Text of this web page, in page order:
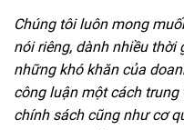
Chúng tôi luôn mong
nói riêng, dành nhiều
những khó khăn của
công luận một cách
chính sách cũng như cơ